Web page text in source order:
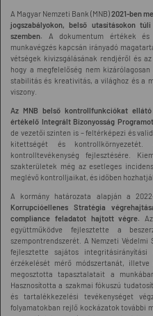
A Magyar Nemzeti Bank (MNB)2021-ben
jogszabályokon, belső utasításokon
szemben. A dokumentum értékek és
munkavégzés kapcsán irányadó
vétségek kivizsgálásának rendjéről és
hogy a megfelelőség nem
stabilitás és kreativitás, a világhoz és a
viszony.
Az MNB belső kontrollfunkciókat
értékelő Integrált Bizonyosság
de vezetői szinten is – feltérképezi és
kitettségét és
kontrolltevékenység fejlesztésére.
szakterületek még az esetleges
meglévő kontrolljaikat, és időben
A kormány határozata alapján a
Korrupcióellenes Stratégia
compliance feladatot hajtott végre.
együttműködve fejlesztette a
szempontrendszerét. A Nemzeti
fejlesztette sajátos
érzékelését mérő módszertanát,
megosztotta tapasztalatait a
Hasznosította a szakmai fókuszú
és tartalékkezelési tevékenységet
folyamatokban rejlő kockázatok további